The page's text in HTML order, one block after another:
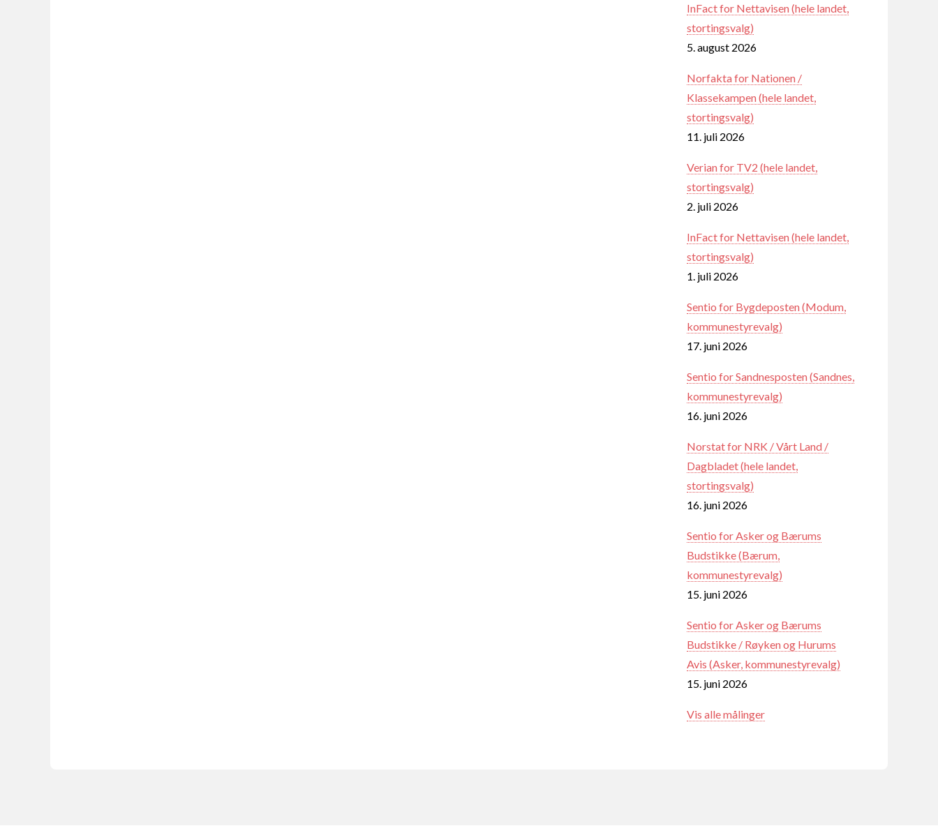
InFact for Nettavisen (hele landet,
stortingsvalg)
5. august 2026
Norfakta for Nationen /
Klassekampen (hele landet,
stortingsvalg)
11. juli 2026
Verian for TV2 (hele landet,
stortingsvalg)
2. juli 2026
InFact for Nettavisen (hele landet,
stortingsvalg)
1. juli 2026
Sentio for Bygdeposten (Modum,
kommunestyrevalg)
17. juni 2026
Sentio for Sandnesposten (Sandnes,
kommunestyrevalg)
16. juni 2026
Norstat for NRK / Vårt Land /
Dagbladet (hele landet,
stortingsvalg)
16. juni 2026
Sentio for Asker og Bærums
Budstikke (Bærum,
kommunestyrevalg)
15. juni 2026
Sentio for Asker og Bærums
Budstikke / Røyken og Hurums
Avis (Asker, kommunestyrevalg)
15. juni 2026
Vis alle målinger